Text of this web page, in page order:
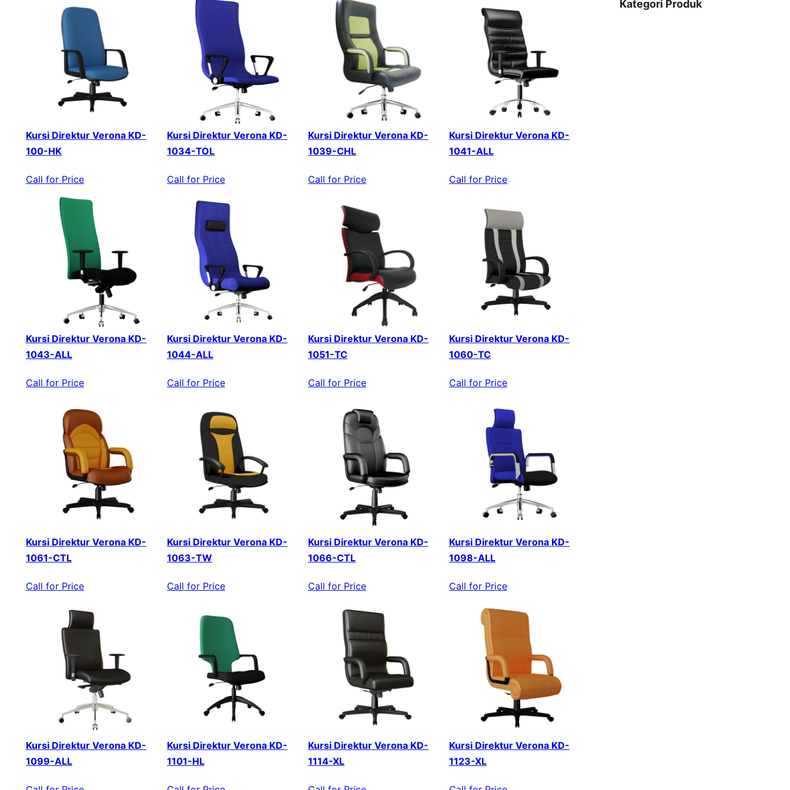
Kursi Direktur Verona KD-
100-HK
Call for Price
Kursi Direktur Verona KD-
1034-TOL
Call for Price
Kursi Direktur Verona KD-
1039-CHL
Call for Price
Kursi Direktur Verona KD-
1041-ALL
Call for Price
Kursi Direktur Verona KD-
1043-ALL
Call for Price
Kursi Direktur Verona KD-
1044-ALL
Call for Price
Kursi Direktur Verona KD-
1051-TC
Call for Price
Kursi Direktur Verona KD-
1060-TC
Call for Price
Kursi Direktur Verona KD-
1061-CTL
Call for Price
Kursi Direktur Verona KD-
1063-TW
Call for Price
Kursi Direktur Verona KD-
1066-CTL
Call for Price
Kursi Direktur Verona KD-
1098-ALL
Call for Price
Kursi Direktur Verona KD-
1099-ALL
Kursi Direktur Verona KD-
1101-HL
Kursi Direktur Verona KD-
1114-XL
Kursi Direktur Verona KD-
1123-XL
Kategori Produk